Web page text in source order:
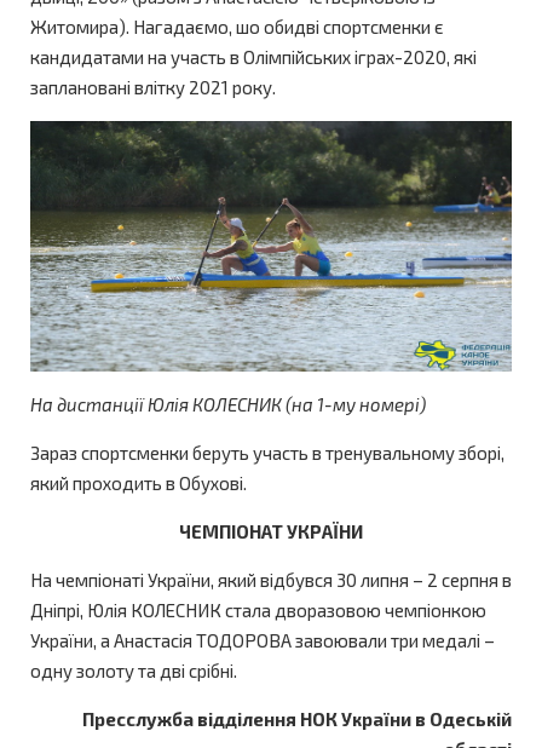
Житомира). Нагадаємо, шо обидві спортсменки є
кандидатами на участь в Олімпійських іграх-2020, які
заплановані влітку 2021 року.
На дистанції Юлія КОЛЕСНИК (на 1-му номері)
Зараз спортсменки беруть участь в тренувальному зборі,
який проходить в Обухові.
ЧЕМПІОНАТ УКРАЇНИ
На чемпіонаті України, який відбувся 30 липня – 2 серпня в
Дніпрі, Юлія КОЛЕСНИК стала дворазовою чемпіонкою
України, а Анастасія ТОДОРОВА завоювали три медалі –
одну золоту та дві срібні.
Пресслужба відділення НОК України в Одеській